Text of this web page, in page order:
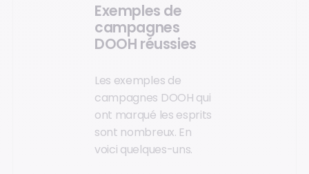
Exemples de
campagnes
DOOH réussies
Les exemples de
campagnes DOOH qui
ont marqué les esprits
sont nombreux. En
voici quelques-uns.